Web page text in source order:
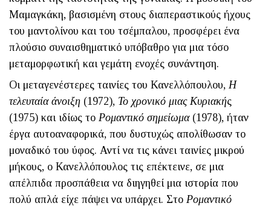
Μαμαγκάκη, βασισμένη στους διαπεραστικούς ήχους
του μαντολίνου και του τσέμπαλου, προσφέρει ένα
πλούσιο συναισθηματικό υπόβαθρο για μια τόσο
μεταμορφωτική και γεμάτη ενοχές συνάντηση.
Οι μεταγενέστερες ταινίες του Κανελλόπουλου, Η
τελευταία άνοιξη (1972), Το χρονικό μιας Κυριακής
(1975) και ιδίως το Ρομαντικό σημείωμα(1978), ήταν
έργα αυτοαναφορικά, που δυστυχώς απολίθωσαν το
μοναδικό του ύφος. Αντί να τις κάνει ταινίες μικρού
μήκους, ο Κανελλόπουλος τις επέκτεινε, σε μια
απέλπιδα προσπάθεια να διηγηθεί μια ιστορία που
πολύ απλά είχε πάψει να υπάρχει. Στο Ρομαντικό